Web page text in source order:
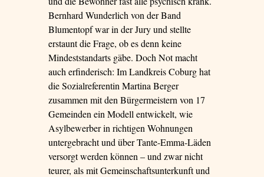
Bernhard Wunderlich von der Band
Blumentopf war in der Jury und stellte
erstaunt die Frage, ob es denn keine
Mindeststandarts gäbe. Doch Not macht
auch erfinderisch: Im Landkreis Coburg hat
die Sozialreferentin Martina Berger
zusammen mit den Bürgermeistern von 17
Gemeinden ein Modell entwickelt, wie
Asylbewerber in richtigen Wohnungen
untergebracht und über Tante-Emma-Läden
versorgt werden können – und zwar nicht
teurer, als mit Gemeinschaftsunterkunft und